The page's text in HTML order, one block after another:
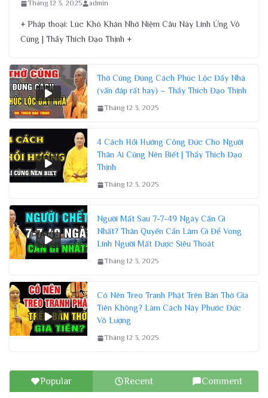
Tháng 12 3, 2025 admin
+ Pháp thoại: Lúc Khó Khăn Nhớ Niệm Câu Này Linh Ứng Vô
Cùng | Thầy Thích Đạo Thịnh +
Thờ Cúng Đúng Cách Phúc Lộc Đầy Nhà
(vấn đáp rất hay) – Thầy Thích Đạo Thịnh
Tháng 12 3, 2025
4 Cách Hồi Hướng Công Đức Cho Người
Thân Ai Cũng Nên Biết | Thầy Thích Đạo
Thịnh
Tháng 12 3, 2025
Người Mất Sau 7-7-49 Ngày Cần Gì
Nhất? Thân Quyến Cần Làm Gì Để Vong
Linh Người Mất Được Siêu Thoát
Tháng 12 3, 2025
Có Nên Treo Tranh Phật Trên Bàn Thờ Gia
Tiên Không? Làm Cách Này Phước Đức
Vô Lượng
Tháng 12 3, 2025
Popular Recent Comment